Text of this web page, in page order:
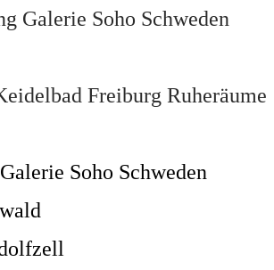
Galerie Soho Schweden
Freiburg Ruheräume
Soho Schweden